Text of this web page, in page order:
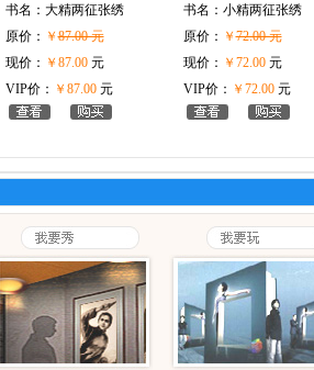
书名： 大精两征张绣
原价： ￥87.00 元
现价： ￥87.00元
VIP价： ￥87.00元
书名： 小精两征张绣
原价： ￥72.00 元
现价： ￥72.00元
VIP价： ￥72.00元